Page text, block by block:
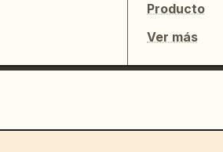
Producto
Ver más